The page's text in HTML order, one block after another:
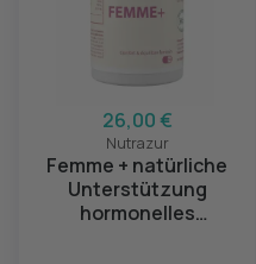
26,00 €
Nutrazur
Femme + natürliche
Unterstützung
hormonelles